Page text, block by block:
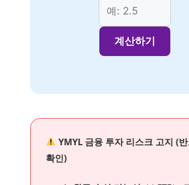
계산하기
YMYL 금융 투자 리스크 고지 (
확인)